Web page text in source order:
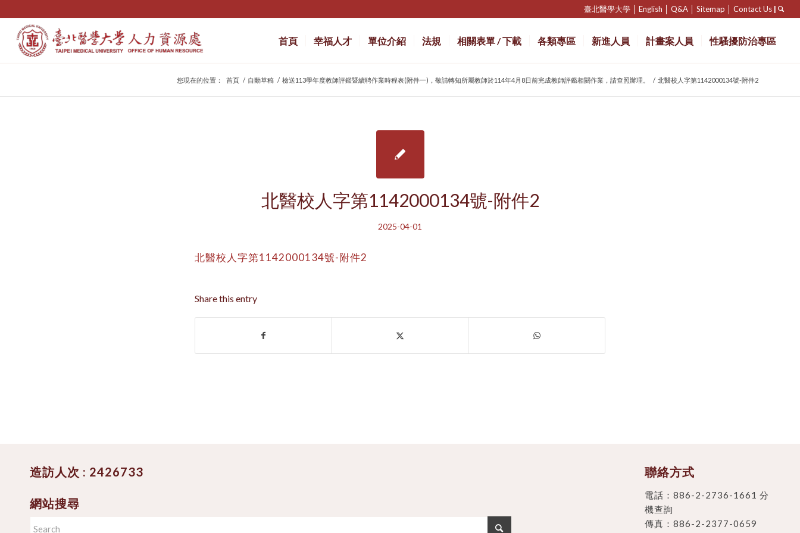
臺北醫學大學 │English │Q&A │Sitemap │Contact Us |
首頁 幸福人才 單位介紹 法規 相關表單 / 下載 各類專區 新進人員 計畫案人員 性騷擾防治專區
您現在的位置： 首頁 / 自動草稿 / 檢送113學年度教師評鑑暨續聘作業時程表(附件一)，敬請轉知所屬教師於114年4月8日前完成教師評鑑相關作業，請查照辦理。 / 北醫校人字第1142000134號-附件2
北醫校人字第1142000134號-附件2
2025-04-01
北醫校人字第1142000134號-附件2
Share this entry
造訪人次 : 2426733
網站搜尋
聯絡方式
電話： 886-2-2736-1661 分
機查詢
傳真：886-2-2377-0659